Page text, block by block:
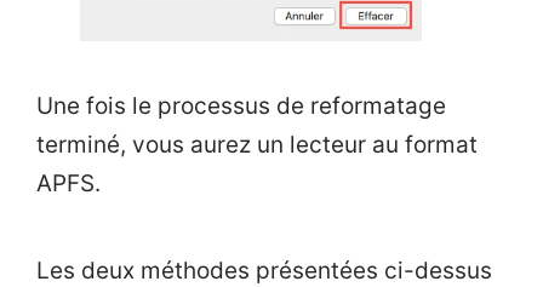
Une fois le processus de reformatage
terminé, vous aurez un lecteur au format
APFS.
Les deux méthodes présentées ci-dessus